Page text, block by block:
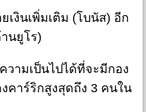
เงินเพิ่มเติม (โบนัส) อีก
นยูโร)
ามเป็นไปได้ที่จะมีกอง
คาร์ริกสูงสุดถึง 3 คนใน